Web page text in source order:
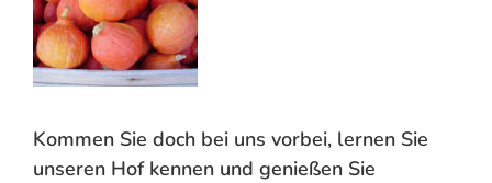
Kommen Sie doch bei uns vorbei, lernen Sie
unseren Hof kennen und genießen Sie